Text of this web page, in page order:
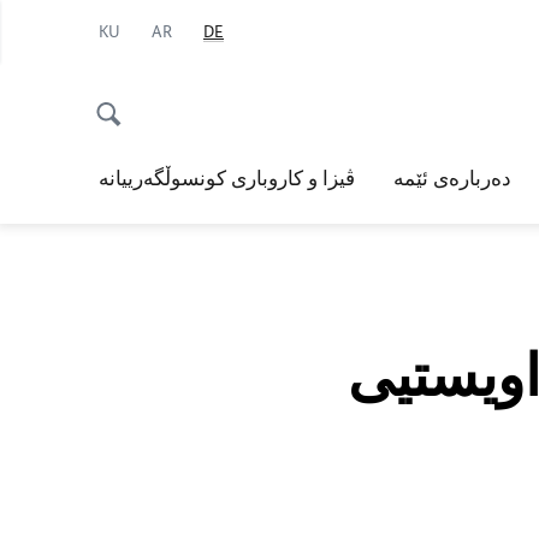
DE
AR
KU
دەربارەی ئێمە ڤیزا و کاروباری کونسوڵگەرییانە